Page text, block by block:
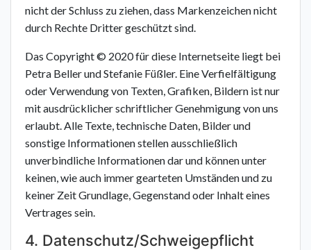
nicht der Schluss zu ziehen, dass Markenzeichen nicht
durch Rechte Dritter geschützt sind.
Das Copyright © 2020 für diese Internetseite liegt bei
Petra Beller und Stefanie Füßler. Eine Verfielfältigung
oder Verwendung von Texten, Grafiken, Bildern ist nur
mit ausdrücklicher schriftlicher Genehmigung von uns
erlaubt. Alle Texte, technische Daten, Bilder und
sonstige Informationen stellen ausschließlich
unverbindliche Informationen dar und können unter
keinen, wie auch immer gearteten Umständen und zu
keiner Zeit Grundlage, Gegenstand oder Inhalt eines
Vertrages sein.
4. Datenschutz/Schweigepflicht